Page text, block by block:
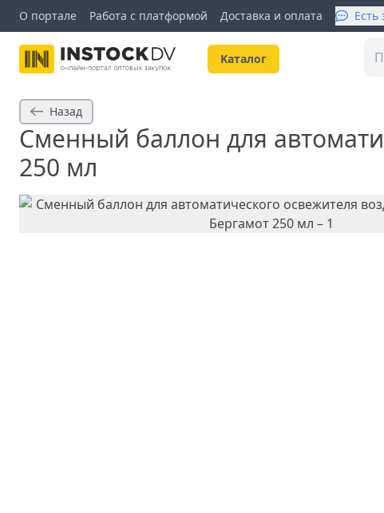
О портале Работа с платформой Доставка и оплата Есть
Kаталог
Назад
Сменный баллон для
250 мл